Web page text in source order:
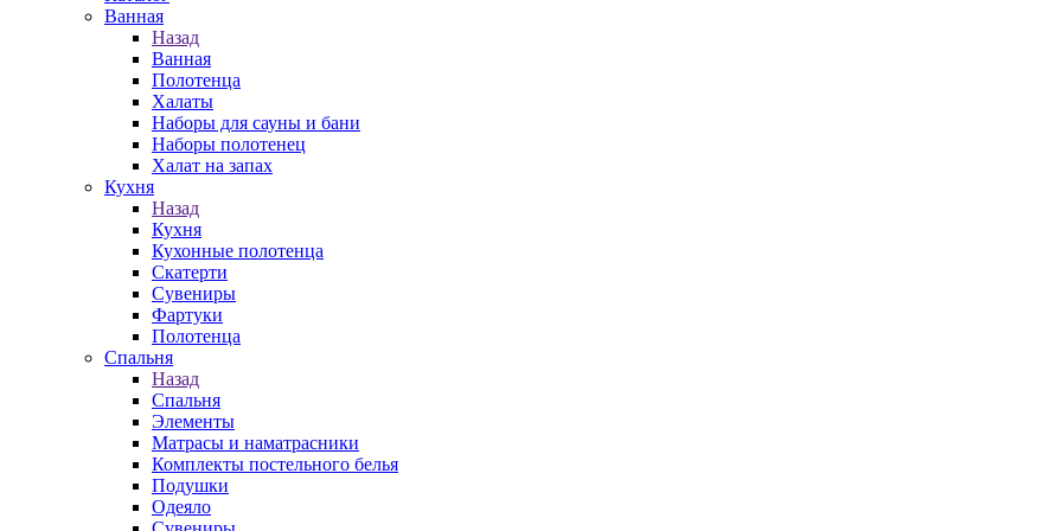
Ванная
Назад
Ванная
Полотенца
Халаты
Наборы для сауны и бани
Наборы полотенец
Халат на запах
Кухня
Назад
Кухня
Кухонные полотенца
Скатерти
Сувениры
Фартуки
Полотенца
Спальня
Назад
Спальня
Элементы
Матрасы и наматрасники
Комплекты постельного белья
Подушки
Одеяло